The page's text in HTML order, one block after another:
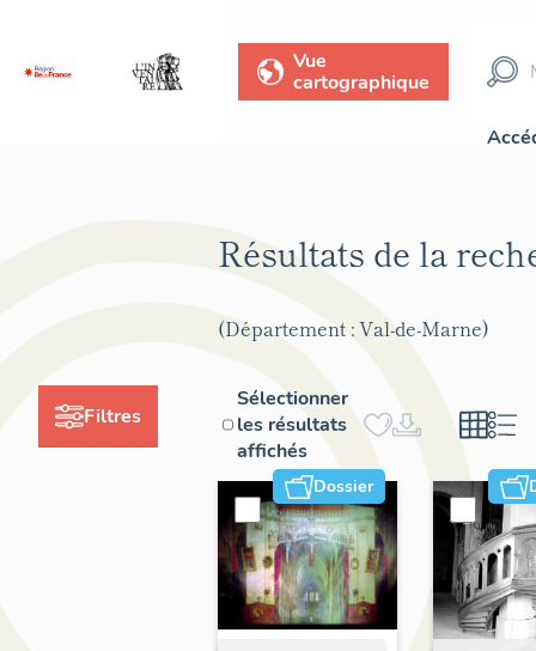
Vue
cartographique
Filtres
Résultats de la
(Département : Val-de-Marne)
Sélectionner
les résultats
affichés
Dossier